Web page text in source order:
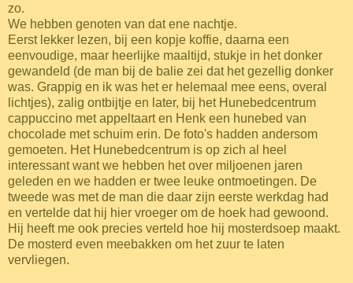
zo.
We hebben genoten van dat ene nachtje.
Eerst lekker lezen, bij een kopje koffie, daarna een
eenvoudige, maar heerlijke maaltijd, stukje in het donker
gewandeld (de man bij de balie zei dat het gezellig donker
was. Grappig en ik was het er helemaal mee eens, overal
lichtjes), zalig ontbijtje en later, bij het Hunebedcentrum
cappuccino met appeltaart en Henk een hunebed van
chocolade met schuim erin. De foto's hadden andersom
gemoeten. Het Hunebedcentrum is op zich al heel
interessant want we hebben het over miljoenen jaren
geleden en we hadden er twee leuke ontmoetingen. De
tweede was met de man die daar zijn eerste werkdag had
en vertelde dat hij hier vroeger om de hoek had gewoond.
Hij heeft me ook precies verteld hoe hij mosterdsoep maakt.
De mosterd even meebakken om het zuur te laten
vervliegen.